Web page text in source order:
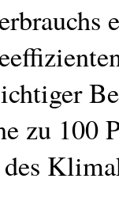
zu 100